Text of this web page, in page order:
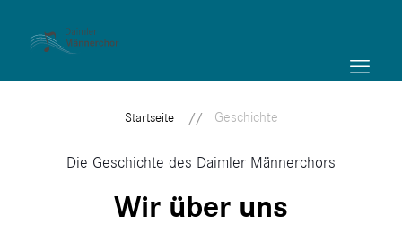
Startseite Geschichte
Die Geschichte des Daimler Männerchors
Wir über uns